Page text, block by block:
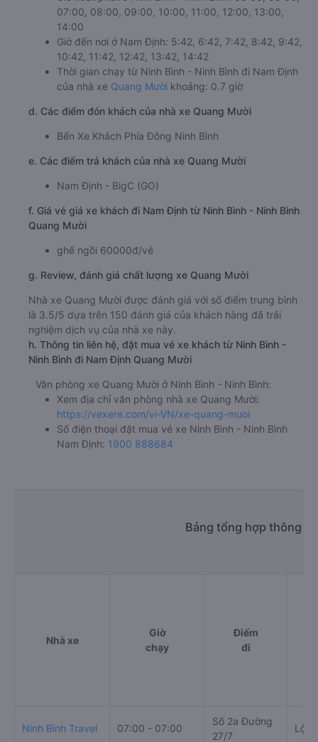
https://vexere.com/vi-VN/xe-tam-coc-limousine
Số điện thoại đặt mua vé xe Ninh Bình - Ninh Bình
Nam Định:1900 888684
🚌 3. Xe Quang Mười khởi hành tại Đường Trân Nhân
Tông (Bến Xe Khách Phía Đông Ninh Bình)
a. Giới thiệu xe Quang Mười
Nhà xe Quang Mười là một trong những nhà xe uy tín
Ninh Bình - Ninh Bình đi Nam Định. Xe Quang Mười đi
Nam Định từ Ninh Bình - Ninh Bình có tần suất chạy khá
là một điểm cộng lớn của nhà xe. Trên xe được trang bị
đầy đủ tiện nghi hiện đại. Đội ngũ nhân viên rất nhiệt tình,
hành trình.
b. Hình ảnh xe Quang Mười
c. Lộ trình, giờ khởi hành và giờ kết thúc của xe khách
Quang Mười
Giờ xuất phát ở Ninh Bình - Ninh Bình: 05:00, 06:00,
07:00, 08:00, 09:00, 10:00, 11:00, 12:00, 13:00,
14:00
Giờ đến nơi ở Nam Định: 5:42, 6:42, 7:42, 8:42, 9:42,
10:42, 11:42, 12:42, 13:42, 14:42
Thời gian chạy từ Ninh Bình - Ninh Bình đi Nam Định
của nhà xe
e. Các điểm trả khách của nhà xe Quang Mười
g. Review, đánh giá chất lượng xe Quang Mười
Ninh Bình đi Nam Định Quang Mười